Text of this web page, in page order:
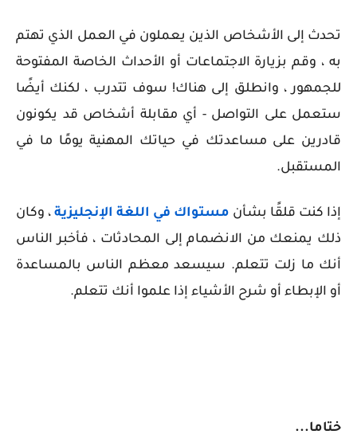
تحدث إلى الأشخاص الذين يعملون في العمل الذي تهتم
به ، وقم بزيارة الاجتماعات أو الأحداث الخاصة المفتوحة
للجمهور ، وانطلق إلى هناك! سوف تتدرب ، لكنك أيضًا
ستعمل على التواصل - أي مقابلة أشخاص قد يكونون
قادرين على مساعدتك في حياتك المهنية يومًا ما في
المستقبل.
إذا كنت قلقًا بشأن مستواك في اللغة الإنجليزية ، وكان
ذلك يمنعك من الانضمام إلى المحادثات ، فأخبر الناس
أنك ما زلت تتعلم. سيسعد معظم الناس بالمساعدة
أو الإبطاء أو شرح الأشياء إذا علموا أنك تتعلم.
ختاما...